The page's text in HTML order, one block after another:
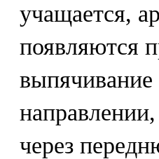
учащается,
появляются
выпячивание
через